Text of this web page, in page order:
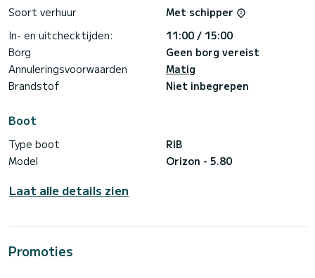
Soort verhuur
Met schipper
In- en uitchecktijden:
11:00 / 15:00
Borg
Geen borg vereist
Annuleringsvoorwaarden
Matig
Brandstof
Niet inbegrepen
Boot
Type boot
RIB
Model
Orizon - 5.80
Laat alle details zien
Promoties